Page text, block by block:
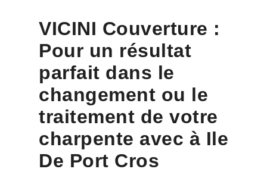
VICINI Couverture :
Pour un résultat
parfait dans le
changement ou le
traitement de votre
charpente avec à Ile
De Port Cros